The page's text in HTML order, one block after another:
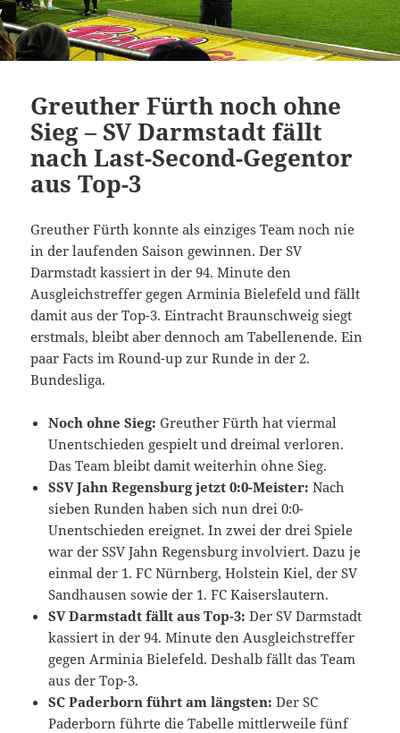
Greuther Fürth noch ohne
Sieg – SV Darmstadt fällt
nach Last-Second-Gegentor
aus Top-3
Greuther Fürth konnte als einziges Team noch nie
in der laufenden Saison gewinnen. Der SV
Darmstadt kassiert in der 94. Minute den
Ausgleichstreffer gegen Arminia Bielefeld und fällt
damit aus der Top-3. Eintracht Braunschweig siegt
erstmals, bleibt aber dennoch am Tabellenende. Ein
paar Facts im Round-up zur Runde in der 2.
Bundesliga.
Noch ohne Sieg: Greuther Fürth hat viermal
Unentschieden gespielt und dreimal verloren.
Das Team bleibt damit weiterhin ohne Sieg.
SSV Jahn Regensburg jetzt 0:0-Meister: Nach
sieben Runden haben sich nun drei 0:0-
Unentschieden ereignet. In zwei der drei Spiele
war der SSV Jahn Regensburg involviert. Dazu je
einmal der 1. FC Nürnberg, Holstein Kiel, der SV
Sandhausen sowie der 1. FC Kaiserslautern.
SV Darmstadt fällt aus Top-3: Der SV Darmstadt
kassiert in der 94. Minute den Ausgleichstreffer
gegen Arminia Bielefeld. Deshalb fällt das Team
aus der Top-3.
SC Paderborn führt am längsten: Der SC
Paderborn führte die Tabelle mittlerweile fünf